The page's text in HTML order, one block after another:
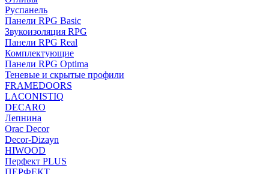
Руспанель
Панели RPG Basic
Звукоизоляция RPG
Панели RPG Real
Комплектующие
Панели RPG Optima
Теневые и скрытые профили
FRAMEDOORS
LACONISTIQ
DECARO
Лепнина
Orac Decor
Decor-Dizayn
HIWOOD
Перфект PLUS
ПЕРФЕКТ